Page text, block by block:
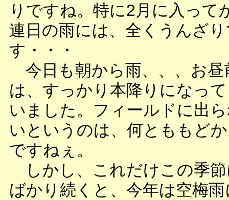
りですね。特に2月に入って
連日の雨には、全くうんざ
す・・・
今日も朝から雨、、、お昼
は、すっかり本降りになっ
いました。フィールドに出
いというのは、何とももど
ですねぇ。
しかし、これだけこの季節
ばかり続くと、今年は空梅